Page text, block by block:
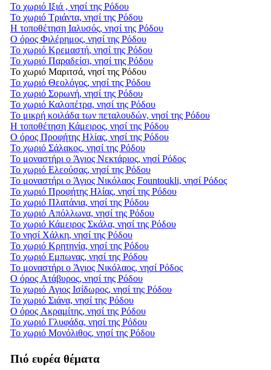
Το χωριό Ιξιά , νησί της Ρόδου
Το χωριό Τριάντα, νησί της Ρόδου
Η τοποθέτηση Ιαλυσός, νησί της Ρόδου
Ο όρος Φιλέρημος, νησί της Ρόδου
Το χωριό Κρεμαστή, νησί της Ρόδου
Το χωριό Παραδείσι, νησί της Ρόδου
Το χωριό Μαριτσά, νησί της Ρόδου
Το χωριό Θεολόγος, νησί της Ρόδου
Το χωριό Σορωνή, νησί της Ρόδου
Το χωριό Καλοπέτρα, νησί της Ρόδου
Το μικρή κοιλάδα των πεταλουδών, νησί της Ρόδου
Η τοποθέτηση Κάμειρος, νησί της Ρόδου
Ο όρος Προφήτης Ηλίας, νησί της Ρόδου
Το χωριό Σάλακος, νησί της Ρόδου
Το μοναστήρι ο Άγιος Νεκτάριος, νησί Ρόδος
Το χωριό Ελεούσας, νησί της Ρόδου
Το μοναστήρι ο Άγιος Νικόλαος Fountoukli, νησί Ρόδος
Το χωριό Προφήτης Ηλίας, νησί της Ρόδου
Το χωριό Πλατάνια, νησί της Ρόδου
Το χωριό Απόλλωνα, νησί της Ρόδου
Το χωριό Κάμειρος Σκάλα, νησί της Ρόδου
Το νησί Χάλκη, νησί της Ρόδου
Το χωριό Κρητηνία, νησί της Ρόδου
Το χωριό Εμπωνας, νησί της Ρόδου
Το μοναστήρι ο Άγιος Νικόλαος, νησί Ρόδος
Ο όρος Ατάβυρος, νησί της Ρόδου
Το χωριό Αγιος Ισίδωρος, νησί της Ρόδου
Το χωριό Σιάνα, νησί της Ρόδου
Ο όρος Ακραμίτης, νησί της Ρόδου
Το χωριό Γλυφάδα, νησί της Ρόδου
Το χωριό Μονόλιθος, νησί της Ρόδου
Πιό ευρέα θέματα